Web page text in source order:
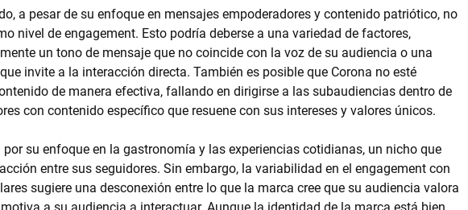
a pesar de su enfoque en mensajes empoderadores y contenido patriótico, no
nivel de engagement. Esto podría deberse a una variedad de factores,
un tono de mensaje que no coincide con la voz de su audiencia o una
invite a la interacción directa. También es posible que Corona no esté
de manera efectiva, fallando en dirigirse a las subaudiencias dentro de
con contenido específico que resuene con sus intereses y valores únicos.
por su enfoque en la gastronomía y las experiencias cotidianas, un nicho que
entre sus seguidores. Sin embargo, la variabilidad en el engagement con
sugiere una desconexión entre lo que la marca cree que su audiencia valora